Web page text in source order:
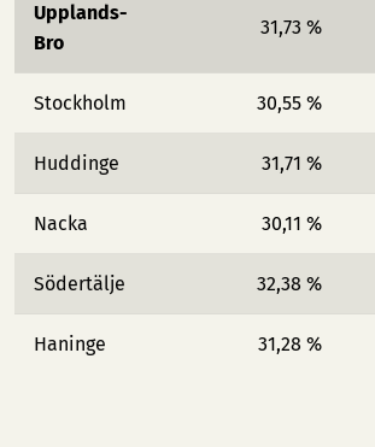
Upplands-
Bro
31,73 %
Stockholm 30,55 %
Huddinge 31,71 %
Nacka 30,11 %
Södertälje 32,38 %
Haninge 31,28 %